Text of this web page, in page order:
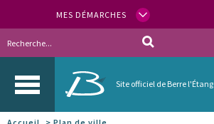
MES DÉMARCHES
Site officiel de Berre l'Étang